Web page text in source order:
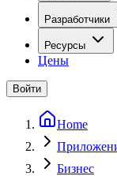
Разработчики
Ресурсы
Цены
Войти
Home
Бизнес